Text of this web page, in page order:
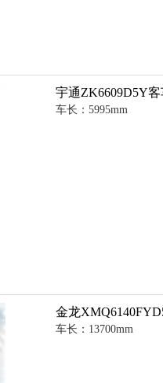
宇通ZK6609D5Y客
车长：5995mm
金龙
车长：13700mm